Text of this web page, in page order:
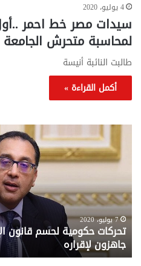
4 يوليو، 2020
سيدات مصر خط احمر
لمحاسبة متحرش الجامعة
طالبت النائبة أنيسة
أكمل القراءة »
تحركات
حكومية
لحسم
قانون
القديم..والبرلمان:
جاهزون
لإقراره
7 يوليو، 2020
تحركات حكومية لحسم قانون
جاهزون لإقراره